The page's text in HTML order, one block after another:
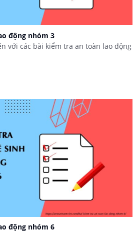
động nhóm 3
với các bài kiểm tra an toàn lao động
động nhóm 6